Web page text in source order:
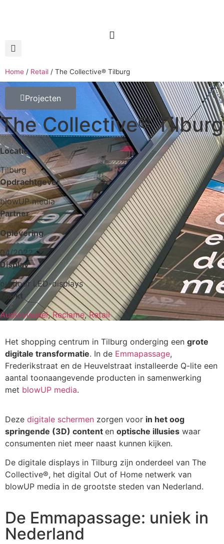
Home / Retail / The Collective® Tilburg
Projecten
The Collective® Tilburg
Locatie
Tilburg
Opdrachtgever
blowUP media
Partner
Oplevering
04/2022
Display
outdoor LED-displays
Markt
Audiovisueel,Reclame,Retail
Het shopping centrum in Tilburg onderging een grote
digitale transformatie. In de Emmapassage,
Frederikstraat en de Heuvelstraat installeerde Q-lite een
aantal toonaangevende producten in samenwerking
met blowUP media.
Deze digitale schermen zorgen voor in het oog
springende (3D) content en optische illusies waar
consumenten niet meer naast kunnen kijken.
De digitale displays in Tilburg zijn onderdeel van The
Collective®, het digital Out of Home netwerk van
blowUP media in de grootste steden van Nederland.
De Emmapassage: uniek in
Nederland